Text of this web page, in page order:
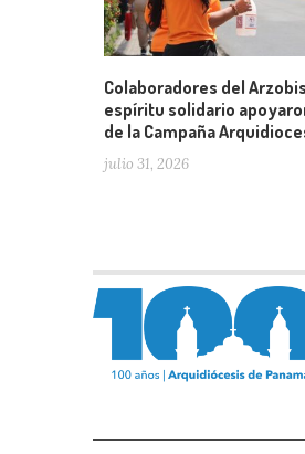
Colaboradores del
espíritu solidario
de la Campaña
julio 31, 2026